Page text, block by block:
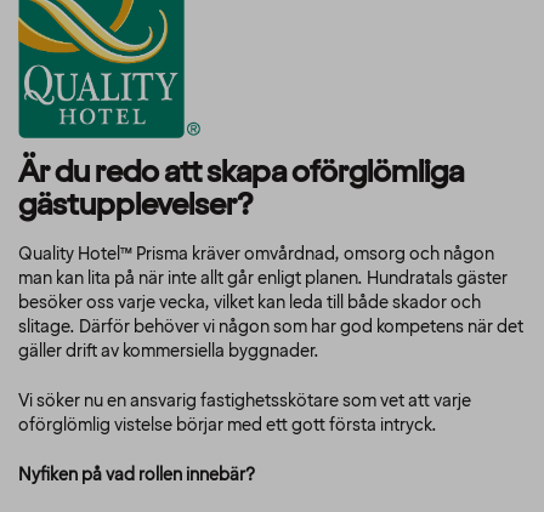
Är du redo att skapa oförglömliga
gästupplevelser?
Quality Hotel™ Prisma kräver omvårdnad, omsorg och någon
man kan lita på när inte allt går enligt planen. Hundratals gäster
besöker oss varje vecka, vilket kan leda till både skador och
slitage. Därför behöver vi någon som har god kompetens när det
gäller drift av kommersiella byggnader.
Vi söker nu en ansvarig fastighetsskötare som vet att varje
oförglömlig vistelse börjar med ett gott första intryck.
Nyfiken på vad rollen innebär?